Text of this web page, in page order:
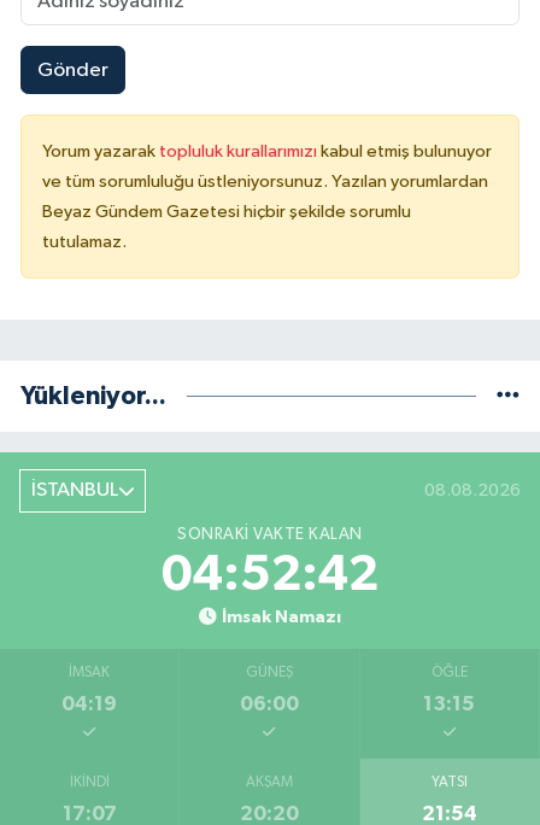
Gönder
Yorum yazarak topluluk kurallarımızı kabul etmiş bulunuyor
ve tüm sorumluluğu üstleniyorsunuz. Yazılan yorumlardan
Beyaz Gündem Gazetesi hiçbir şekilde sorumlu
tutulamaz.
Yükleniyor...
İSTANBUL 08.08.2026
SONRAKI VAKTE KALAN
04:52:41
İmsak Namazı
İMSAK
04:19
GÜNEŞ
06:00
ÖĞLE
13:15
İKINDI
17:07
AKŞAM
20:20
YATSI
21:54